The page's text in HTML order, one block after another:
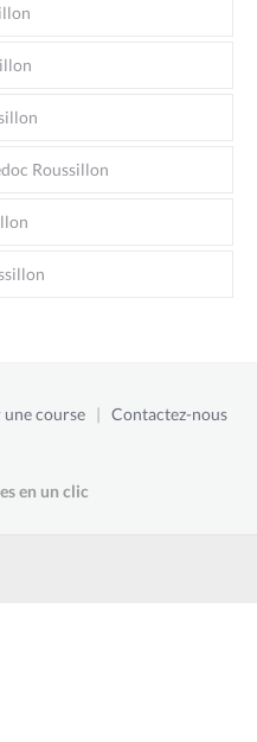
Roussillon
course | Contactez-nous
en un clic